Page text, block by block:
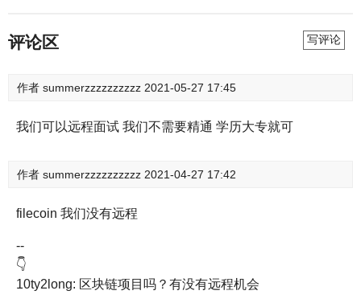
评论区 写评论
作者 summerzzzzzzzzzz 2021-05-27 17:45
我们可以远程面试 我们不需要精通 学历大专就可
作者 summerzzzzzzzzzz 2021-04-27 17:42
filecoin 我们没有远程
--
👇
10ty2long: 区块链项目吗？有没有远程机会